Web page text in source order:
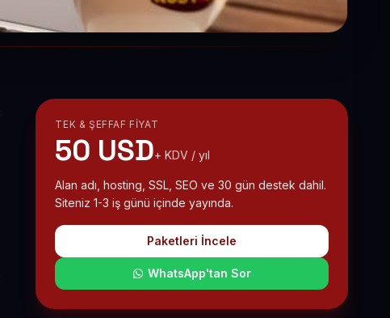
TEK & ŞEFFAF FIYAT
50 USD+ KDV / yıl
Alan adı, hosting, SSL, SEO ve 30 gün destek dahil.
Siteniz 1-3 iş günü içinde yayında.
Paketleri İncele
WhatsApp'tan Sor